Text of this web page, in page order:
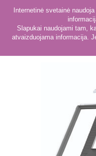
Internetinė svetainė
Slapukai naudojami tam,
atvaizduojama informacija.
Montavimo paketai